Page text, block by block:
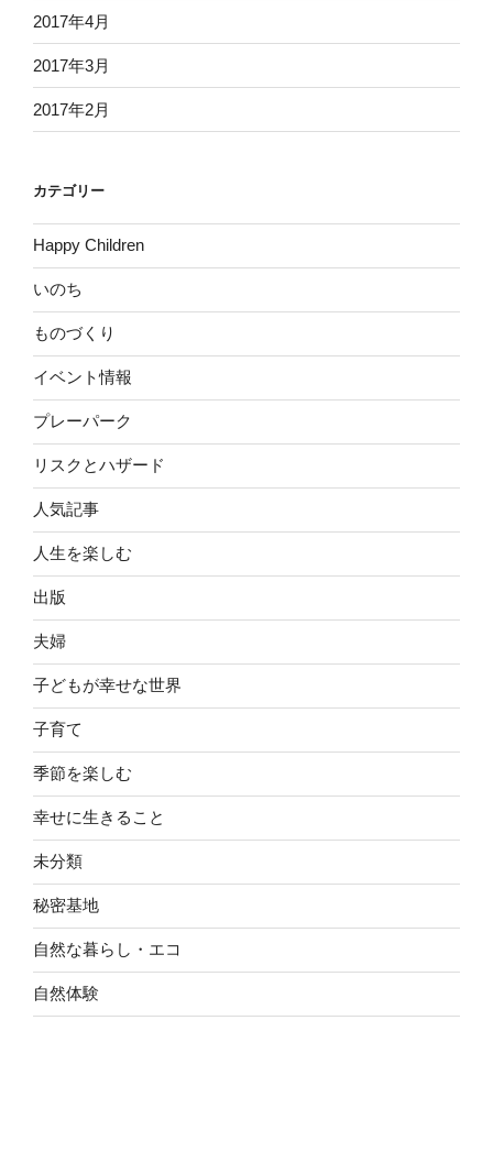
2017年4月
2017年3月
2017年2月
カテゴリー
Happy Children
いのち
ものづくり
イベント情報
プレーパーク
リスクとハザード
人気記事
人生を楽しむ
出版
夫婦
子どもが幸せな世界
子育て
季節を楽しむ
幸せに生きること
未分類
秘密基地
自然な暮らし・エコ
自然体験